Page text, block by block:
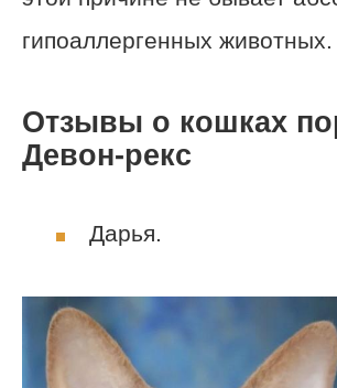
гипоаллергенных животных.
Отзывы о кошках
Девон-рекс
Дарья.